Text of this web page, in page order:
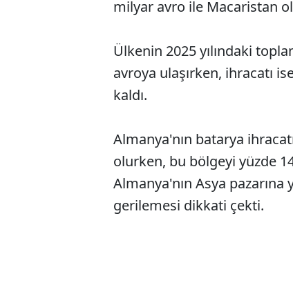
milyar avro ile Macaristan
Ülkenin 2025 yılındaki
avroya ulaşırken, ihracatı
kaldı.
Almanya'nın batarya
olurken, bu bölgeyi yüzde
Almanya'nın Asya pazarına
gerilemesi dikkati çekti.